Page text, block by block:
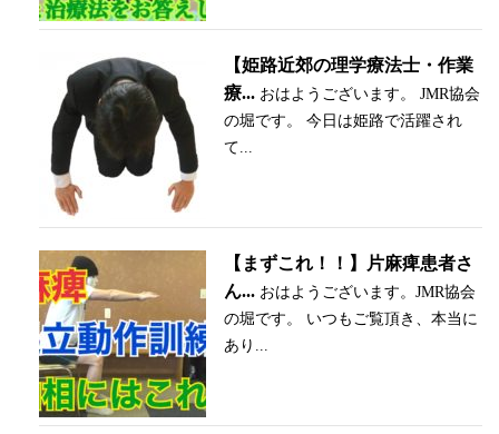
【姫路近郊の理学療法士・作業
療... おはようございます。 JMR協会
の堀です。 今日は姫路で活躍され
て...
【まずこれ！！】片麻痺患者さ
ん... おはようございます。JMR協会
の堀です。 いつもご覧頂き、本当に
あり...